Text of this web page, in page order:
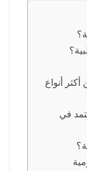
أكثر أنواع
في